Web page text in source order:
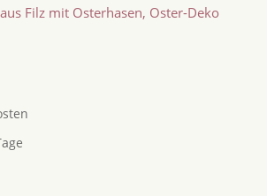
Filz mit Osterhasen, Oster-Deko